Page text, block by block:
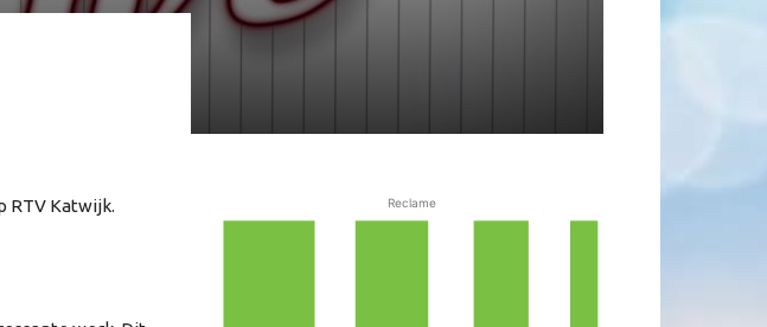
RTV Katwijk. Reclame